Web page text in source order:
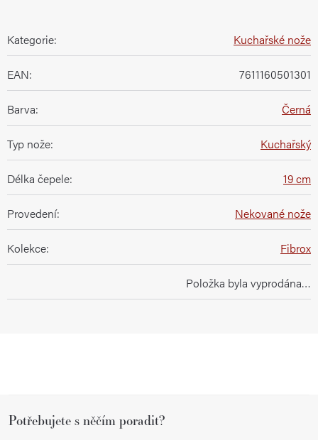
Kategorie: Kuchařské nože
EAN: 7611160501301
Barva: Černá
Typ nože: Kuchařský
Délka čepele: 19 cm
Provedení: Nekované nože
Kolekce: Fibrox
Položka byla vyprodána…
Potřebujete s něčím poradit?